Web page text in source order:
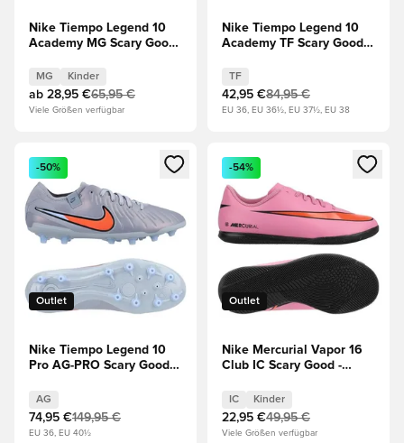
Nike Tiempo Legend 10
Academy MG Scary Good
MG Kinder
ab 28,95 €65,95 €
Viele Größen verfügbar
Nike Tiempo Legend 10
Academy TF Scary Good -
TF
42,95 €84,95 €
EU 36, EU 36½, EU 37½, EU 38
Öffnet ein neues Fenster zum Anmelden oder Registrieren
Outlet
-50%
Nike Tiempo Legend 10
Pro AG-PRO Scary Good -
AG
74,95 €149,95 €
EU 36, EU 40½
Öffnet ein neues Fenster
Outlet
-54%
Nike Mercurial Vapor 16
Club IC Scary Good -
Flamingo/Schwarz/Total
Crimson Kinder
IC Kinder
22,95 €49,95 €
Viele Größen verfügbar